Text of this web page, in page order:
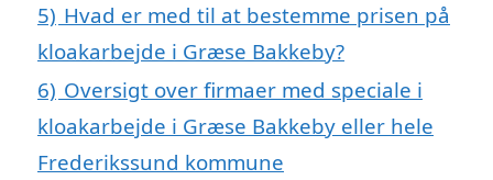
5) Hvad er med til at bestemme prisen på
kloakarbejde i Græse Bakkeby?
6) Oversigt over firmaer med speciale i
kloakarbejde i Græse Bakkeby eller hele
Frederikssund kommune